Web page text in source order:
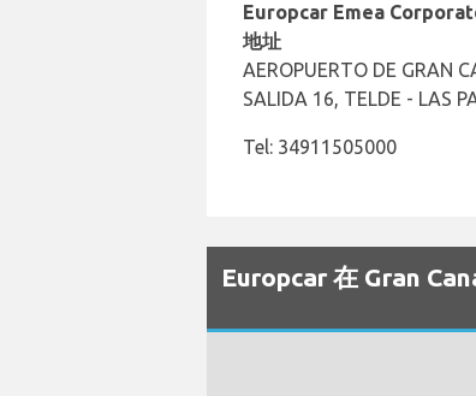
Europcar Emea
地址
AEROPUERTO DE GRAN
SALIDA 16, TELDE - LAS
Tel: 34911505000
Europcar 在 Gran